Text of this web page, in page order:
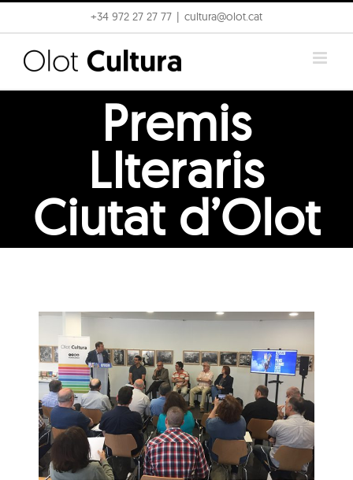
to
content
+34 972 27 27 77 cultura@olot.cat
Premis
LIteraris
Ciutat d’Olot